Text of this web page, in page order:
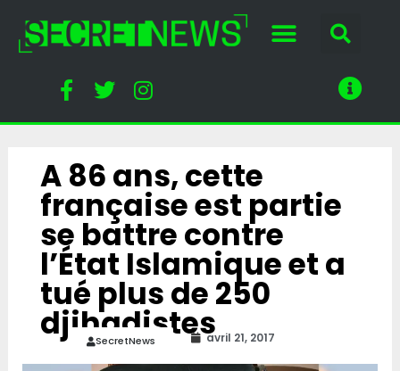
A 86 ans, cette
française est partie
se battre contre
l’État Islamique et a
tué plus de 250
djihadistes
SecretNews avril 21, 2017